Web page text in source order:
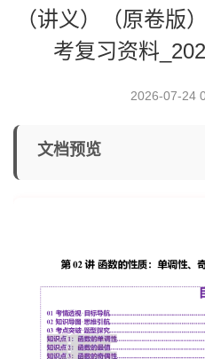
（讲义）（原卷版
考复习资料
2026-07-24
文档预览